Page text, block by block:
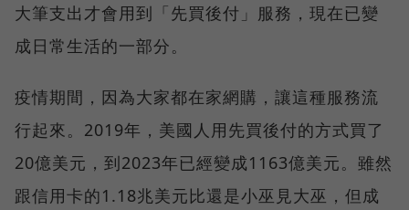
大筆支出才會用到「先買後付」服務，現在已變
成日常生活的一部分。
疫情期間，因為大家都在家網購，讓這種服務流
行起來。2019年，美國人用先買後付的方式買了
20億美元，到2023年已經變成1163億美元。雖然
跟信用卡的1.18兆美元比還是小巫見大巫，但成